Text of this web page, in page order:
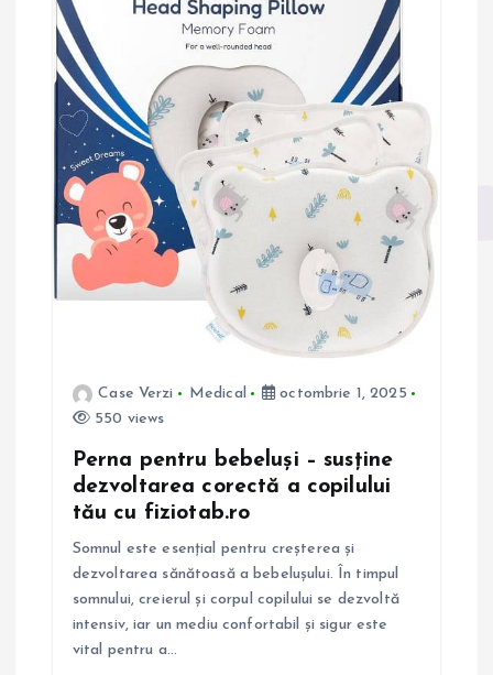
r
e
n
a
r
Case Verzi Medical
octombrie 1, 2025
550 views
Perna pentru bebeluși – susține
dezvoltarea corectă a copilului
tău cu fiziotab.ro
Somnul este esențial pentru creșterea și
dezvoltarea sănătoasă a bebelușului. În timpul
somnului, creierul și corpul copilului se dezvoltă
intensiv, iar un mediu confortabil și sigur este
vital pentru a…